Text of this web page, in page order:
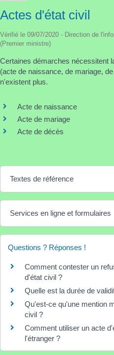
Actes d'état civil
Vérifié le 09/07/2020 - Direction de
(Premier ministre)
Certaines démarches nécessitent
(acte de naissance, de mariage,
n'existent plus.
Acte de naissance
Acte de mariage
Acte de décès
Textes de référence
Services en ligne et formulaires
Questions ? Réponses !
Comment contester un
d'état civil ?
Quelle est la durée de
Qu'est-ce qu'une mention
civil ?
Comment utiliser un acte
l'étranger ?